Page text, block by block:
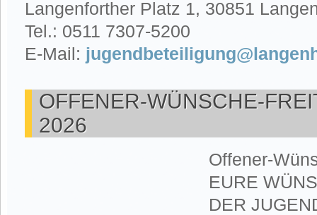
Langenforther Platz 1, 30851
Tel.: 0511 7307-5200
E-Mail:
OFFENER-WÜNSCHE-
2026
Offener-
EURE
DER